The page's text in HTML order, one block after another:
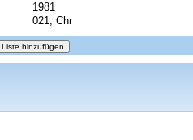
1981
021, Chr